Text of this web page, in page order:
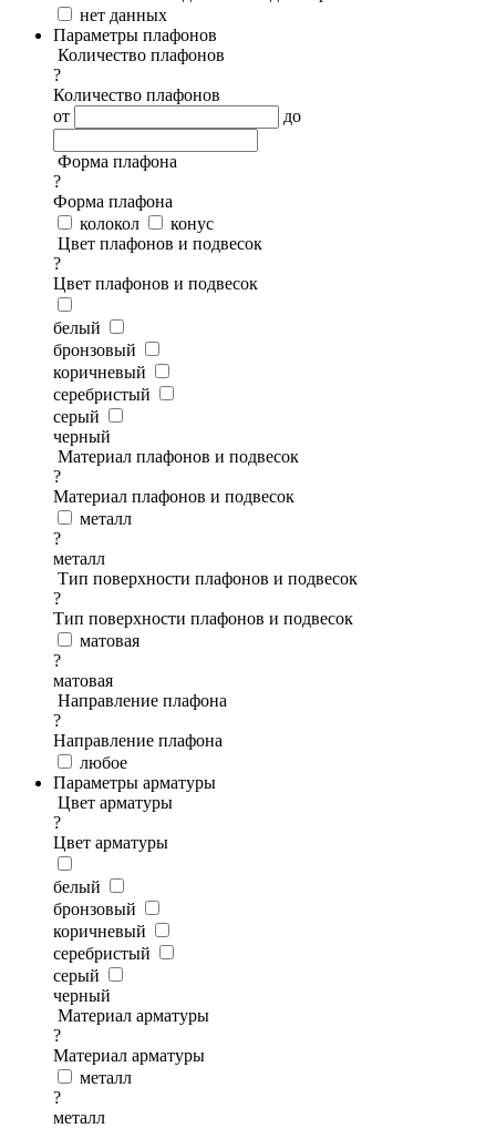
нет данных
Параметры плафонов
Количество плафонов
?
Количество плафонов
от
до
Форма плафона
?
Форма плафона
колокол
конус
Цвет плафонов и подвесок
?
Цвет плафонов и подвесок
белый
бронзовый
коричневый
серебристый
серый
черный
Материал плафонов и подвесок
?
Материал плафонов и подвесок
металл
?
металл
Тип поверхности плафонов и подвесок
?
Тип поверхности плафонов и подвесок
матовая
?
матовая
Направление плафона
?
Направление плафона
любое
Параметры арматуры
Цвет арматуры
?
Цвет арматуры
белый
бронзовый
коричневый
серебристый
серый
черный
Материал арматуры
?
Материал арматуры
металл
?
металл